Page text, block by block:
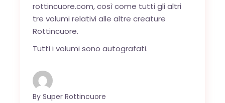
rottincuore.com, così come tutti gli altri
tre volumi relativi alle altre creature
Rottincuore.
Tutti i volumi sono autografati.
By Super Rottincuore